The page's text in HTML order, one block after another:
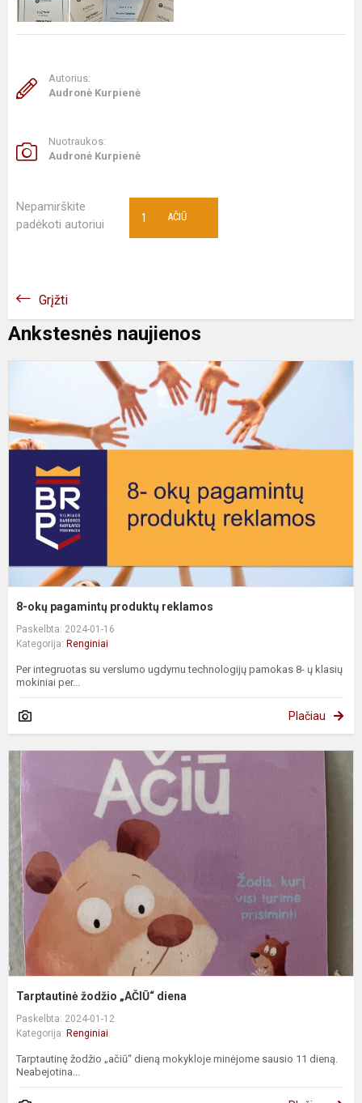
Autorius:
Audronė Kurpienė
Nuotraukos:
Audronė Kurpienė
Nepamirškite
padėkoti autoriui
AČIŪ
1
Grįžti
Ankstesnės naujienos
8-okų pagamintų produktų reklamos
Paskelbta: 2024-01-16
Kategorija: Renginiai
Per integruotas su verslumo ugdymu technologijų pamokas 8- ų klasių
mokiniai per...
Plačiau
Tarptautinė žodžio „AČIŪ“ diena
Paskelbta: 2024-01-12
Kategorija: Renginiai
Tarptautinę žodžio „ačiū“ dieną mokykloje minėjome sausio 11 dieną.
Neabejotina...